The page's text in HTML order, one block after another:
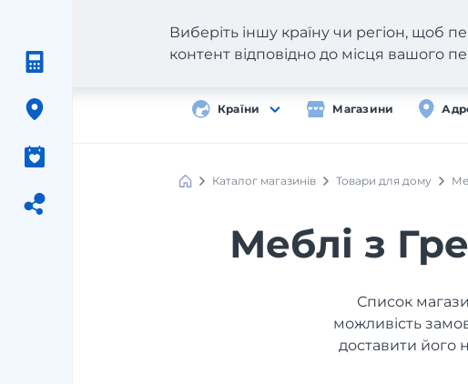
Країни Магазини
Виберіть іншу країну чи регіон, щоб
контент відповідно до місця вашого
Каталог магазинів Товари для дому
Меблі з
Список
можливість
доставити його